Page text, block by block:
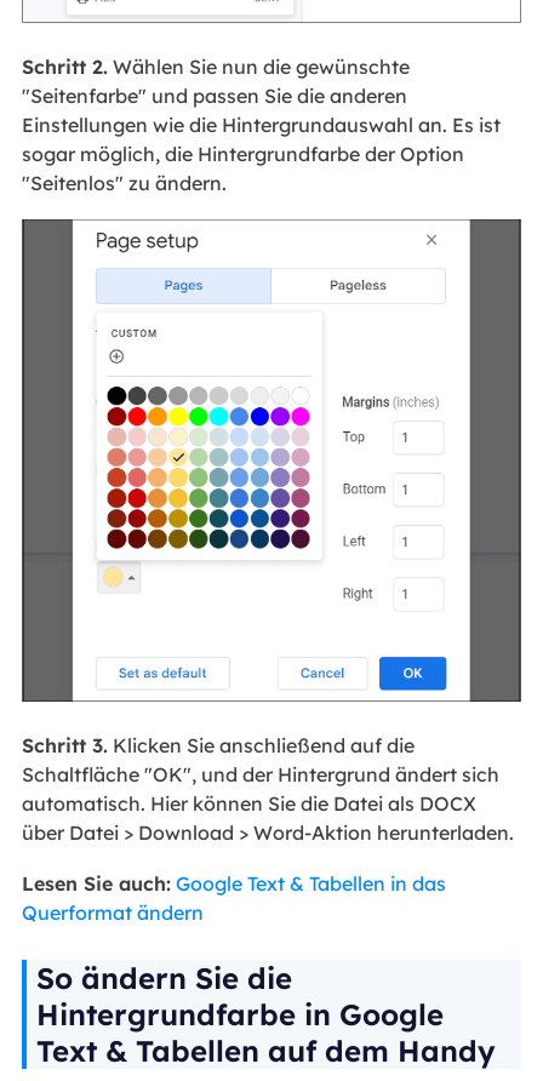
Schritt 2.Wählen Sie nun die gewünschte
"Seitenfarbe" und passen Sie die anderen
Einstellungen wie die Hintergrundauswahl an. Es ist
sogar möglich, die Hintergrundfarbe der Option
"Seitenlos" zu ändern.
Schritt 3.Klicken Sie anschließend auf die
Schaltfläche "OK", und der Hintergrund ändert sich
automatisch. Hier können Sie die Datei als DOCX
über Datei > Download > Word-Aktion herunterladen.
Lesen Sie auch: Google Text & Tabellen in das
Querformat ändern
So ändern Sie die
Hintergrundfarbe in Google
Text & Tabellen auf dem Handy